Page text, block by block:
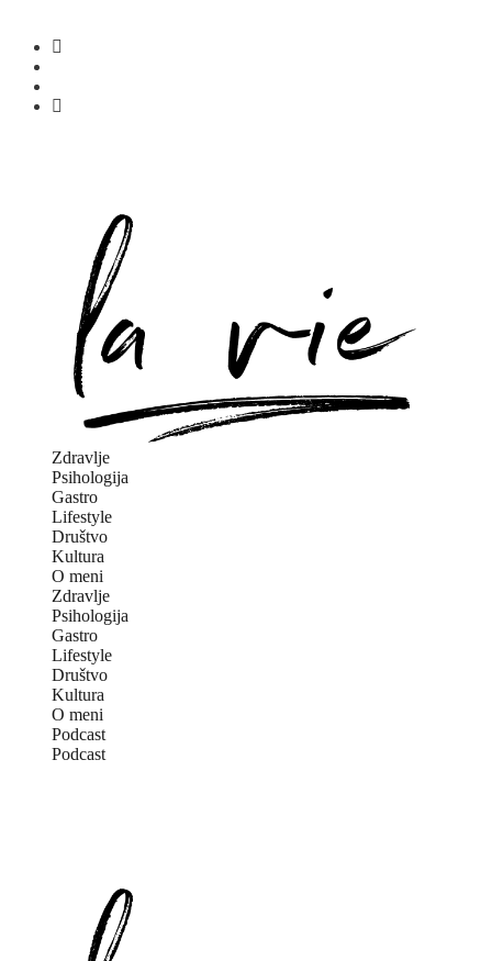
Zdravlje
Psihologija
Gastro
Lifestyle
Društvo
Kultura
O meni
Zdravlje
Psihologija
Gastro
Lifestyle
Društvo
Kultura
O meni
Podcast
Podcast